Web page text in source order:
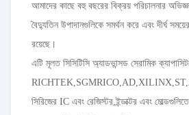
আমাদের কাছে বহু বছরের বিক্রয় পরিচালনার
বৈদ্যুতিন উপাদানগুলিকে সমর্থন করে এবং দীর্ঘ
রয়েছে।
এটি মূলত সিসিটিসি অ্যাডভান্সড সেরামিক
সিরিজের IC এবং রেজিস্টর,ইন্ডাক্টর এবং